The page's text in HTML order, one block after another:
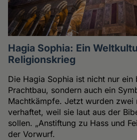
Hagia Sophia: Ein
Religionskrieg
Die Hagia Sophia ist nicht nur ein
Prachtbau, sondern auch ein
Machtkämpfe. Jetzt wurden zwei
verhaftet, weil sie laut aus der
sollen. „Anstiftung zu Hass und
der Vorwurf.